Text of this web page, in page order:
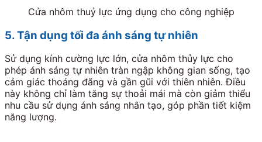
Cửa nhôm thuỷ lực ứng dụng cho công nghiệp
5. Tận dụng tối đa ánh sáng tự nhiên
Sử dụng kính cường lực lớn, cửa nhôm thủy lực cho
phép ánh sáng tự nhiên tràn ngập không gian sống, tạo
cảm giác thoáng đãng và gần gũi với thiên nhiên. Điều
này không chỉ làm tăng sự thoải mái mà còn giảm thiểu
nhu cầu sử dụng ánh sáng nhân tạo, góp phần tiết kiệm
năng lượng.